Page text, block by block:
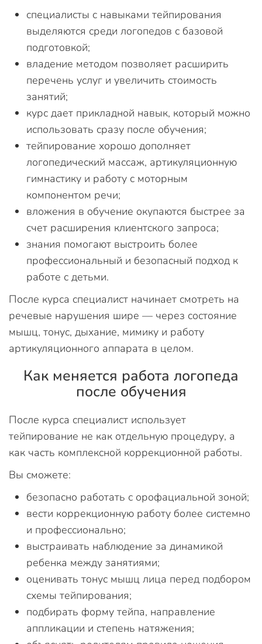
специалисты с навыками тейпирования
выделяются среди логопедов с базовой
подготовкой;
владение методом позволяет расширить
перечень услуг и увеличить стоимость
занятий;
курс дает прикладной навык, который можно
использовать сразу после обучения;
тейпирование хорошо дополняет
логопедический массаж, артикуляционную
гимнастику и работу с моторным
компонентом речи;
вложения в обучение окупаются быстрее за
счет расширения клиентского запроса;
знания помогают выстроить более
профессиональный и безопасный подход к
работе с детьми.
После курса специалист начинает смотреть на
речевые нарушения шире — через состояние
мышц, тонус, дыхание, мимику и работу
артикуляционного аппарата в целом.
Как меняется работа логопеда
после обучения
После курса специалист использует
тейпирование не как отдельную процедуру, а
как часть комплексной коррекционной работы.
Вы сможете:
безопасно работать с орофациальной зоной;
вести коррекционную работу более системно
и профессионально;
выстраивать наблюдение за динамикой
ребенка между занятиями;
оценивать тонус мышц лица перед подбором
схемы тейпирования;
подбирать форму тейпа, направление
аппликации и степень натяжения;